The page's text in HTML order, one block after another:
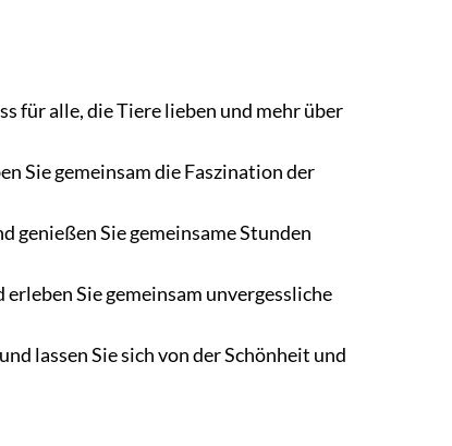
für alle, die Tiere lieben und mehr über
Sie gemeinsam die Faszination der
genießen Sie gemeinsame Stunden
Sie gemeinsam unvergessliche
lassen Sie sich von der Schönheit und